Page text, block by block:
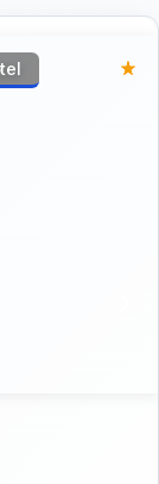
star_rate
star_rate
star_rate
star_rate
star_rate